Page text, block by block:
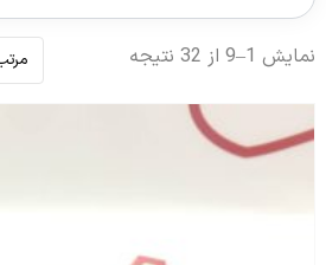
نمایش 1–9 از 32 نتیجه